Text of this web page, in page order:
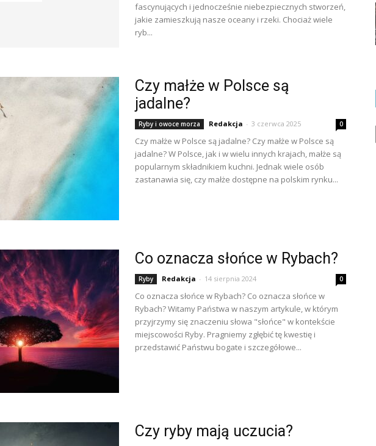
fascynujących i jednocześnie niebezpiecznych stworzeń,
jakie zamieszkują nasze oceany i rzeki. Chociaż wiele
ryb...
Czy małże w Polsce są
jadalne?
Ryby i owoce morza Redakcja - 3 czerwca 2025 0
Czy małże w Polsce są jadalne? Czy małże w Polsce są
jadalne? W Polsce, jak i w wielu innych krajach, małże są
popularnym składnikiem kuchni. Jednak wiele osób
zastanawia się, czy małże dostępne na polskim rynku...
Co oznacza słońce w Rybach?
Ryby Redakcja - 14 sierpnia 2024 0
Co oznacza słońce w Rybach? Co oznacza słońce w
Rybach? Witamy Państwa w naszym artykule, w którym
przyjrzymy się znaczeniu słowa "słońce" w kontekście
miejscowości Ryby. Pragniemy zgłębić tę kwestię i
przedstawić Państwu bogate i szczegółowe...
Czy ryby mają uczucia?